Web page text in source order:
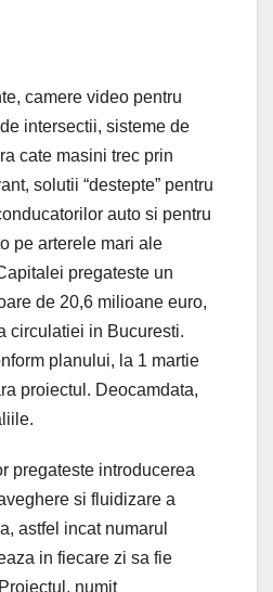
camere video pentru
intersectii, sisteme de
cate masini trec prin
solutii “destepte” pentru
auto si pentru
pe arterele mari ale
pregateste un
de 20,6 milioane euro,
circulatiei in Bucuresti.
planului, la 1 martie
proiectul. Deocamdata,
pregateste introducerea
si fluidizare a
astfel incat numarul
in fiecare zi sa fie
numit